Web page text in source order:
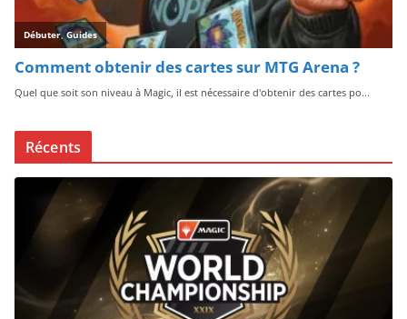
Récents